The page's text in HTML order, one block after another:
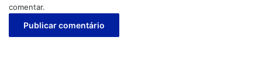
Ao voltar para o saque tradicional, o trabalhador ficará dois
anos sem poder sacar o saldo da conta no FGTS, mesmo
comentar.